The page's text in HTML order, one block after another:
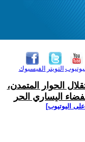
الفيسبوك التويتر
الحوار المتمدن،
اليساري الحر
اليوتيوب]